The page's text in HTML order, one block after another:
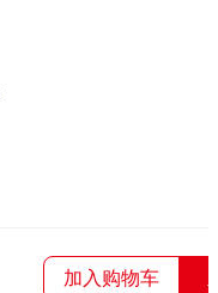
加入购物车